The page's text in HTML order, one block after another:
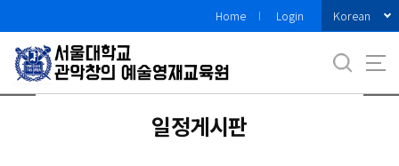
로
메
Home Login Korean
일정게시판